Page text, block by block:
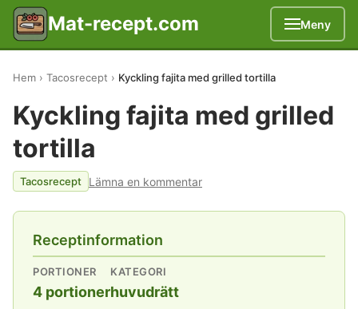
Mat-recept.com Meny
Hem Tacosrecept Kyckling fajita med grilled tortilla
Kyckling fajita med grilled
tortilla
Tacosrecept Lämna en kommentar
Receptinformation
PORTIONER
4 portioner
KATEGORI
huvudrätt